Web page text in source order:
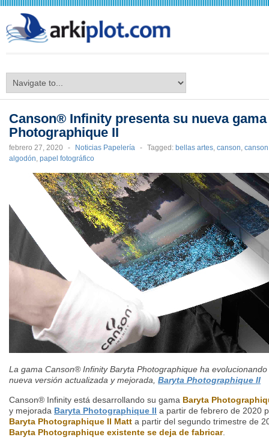
Canson® Infinity presenta su nueva
Photographique II
febrero 27, 2020 - Noticias Papelería - Tagged: bellas artes, canson,
algodón, papel fotográfico
La gama Canson® Infinity Baryta Photographique ha
nueva versión actualizada y mejorada, Baryta Photographique II
Canson® Infinity está desarrollando su gama Baryta
y mejorada Baryta Photographique II a partir de febrero de 2020
Baryta Photographique II Matt a partir del segundo trimestre de
Baryta Photographique existente se deja de fabricar.